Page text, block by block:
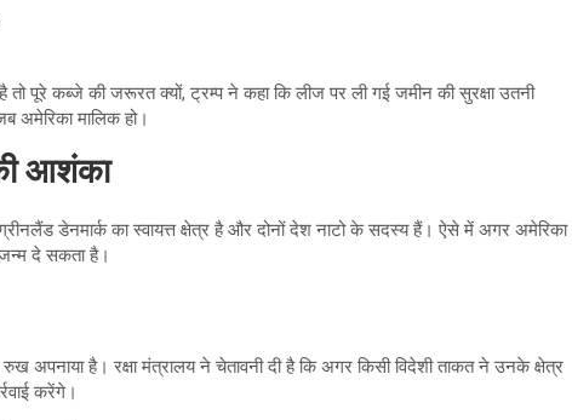
पूरे कब्जे की जरूरत क्यों, ट्रम्प ने कहा कि लीज पर ली गई जमीन की सुरक्षा उतनी
अमेरिका मालिक हो।
आशंका
डेनमार्क का स्वायत्त क्षेत्र है और दोनों देश नाटो के सदस्य हैं। ऐसे में अगर अमेरिका
दे सकता है।
अपनाया है। रक्षा मंत्रालय ने चेतावनी दी है कि अगर किसी विदेशी ताकत ने उनके क्षेत्र
करेंगे।